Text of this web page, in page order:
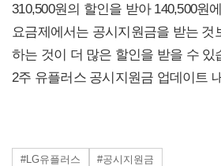
310,500원의 할인을 받아 140,500원
요금제에서는 공시지원금을 받는 것
하는 것이 더 많은 할인을 받을 수 있
2주 유플러스 공시지원금 업데이트
#LG유플러스 #공시지원금